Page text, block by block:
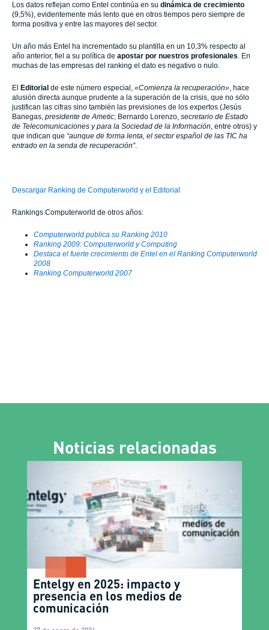
Los datos reflejan como Entel continúa en su dinámica de crecimiento
(9,5%), evidentemente más lento que en otros tiempos pero siempre de
forma positiva y entre las mayores del sector.
Un año más Entel ha incrementado su plantilla en un 10,3% respecto al
año anterior, fiel a su política de apostar por nuestros profesionales. En
muchas de las empresas del ranking el dato es negativo o nulo.
El Editorial de este número especial, «Comienza la recuperación», hace
alusión directa aunque prudente a la superación de la crisis, que no sólo
justifican las cifras sino también las previsiones de los expertos (Jesús
Banegas, presidente de Ametic; Bernardo Lorenzo, secretario de Estado
de Telecomunicaciones y para la Sociedad de la Información, entre otros) y
que indican que “aunque de forma lenta, el sector español de las TIC ha
entrado en la senda de recuperación”.
Descargar Ranking de Computerworld y el Editorial
Rankings Computerworld de otros años:
Computerworld publica su Ranking 2010
Ranking 2009: Computerworld y Computing
Destaca el fuerte crecimiento de Entel en el Ranking Computerworld
2008
Ranking Computerworld 2007
Noticias relacionadas
Entelgy en 2025: impacto y
presencia en los medios de
comunicación